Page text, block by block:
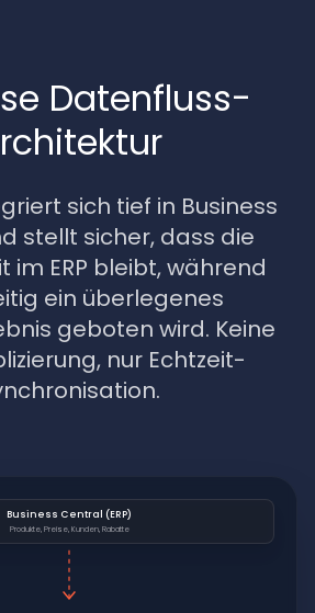
Datenfluss-
sich tief in Business
stellt sicher, dass die
im ERP bleibt, während
ein überlegenes
geboten wird. Keine
nur Echtzeit-
Business Central (ERP)
Produkte, Preise, Kunden, Rabatte